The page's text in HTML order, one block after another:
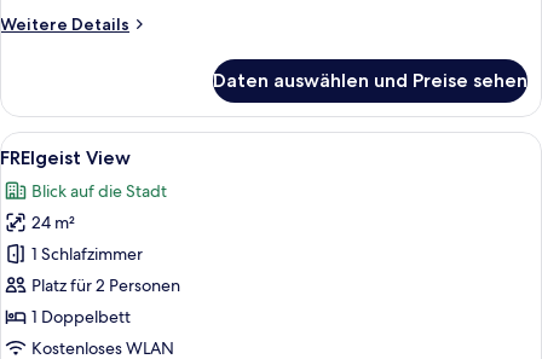
Weitere Details
Weitere
Double
Daten auswählen und Preise sehen
Alle
Fotos
für
FREIgeist
View
anzeigen
Ein Hotelzimmer mit einem großen
6
FREIgeist View
Blick auf die Stadt
24 m²
1 Schlafzimmer
Platz für 2 Personen
1 Doppelbett
Kostenloses WLAN